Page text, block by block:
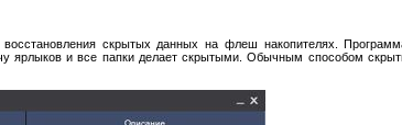
скрытых данных на флеш накопителях.
ярлыков и все папки делает скрытыми. Обычным способом